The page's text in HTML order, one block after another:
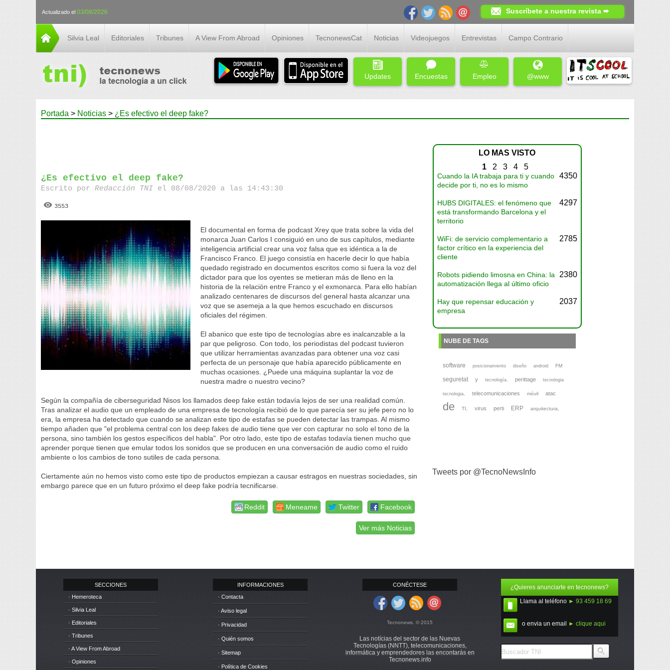
Actualizado el 03/08/2026 Suscríbete a nuestra revista ➨
Silvia Leal Editoriales Tribunes A View From Abroad Opiniones TecnonewsCat Noticias Videojuegos Entrevistas Campo Contrario
Updates Encuestas Empleo @www
Portada > Noticias > ¿Es efectivo el deep fake?
¿Es efectivo el deep fake?
Escrito porRedacción TNI el 08/08/2020 a las 14:43:30
3553
El documental en forma de podcast Xrey que trata sobre la vida del
monarca Juan Carlos I consiguió en uno de sus capítulos, mediante
inteligencia artificial crear una voz falsa que es idéntica a la de
Francisco Franco. El juego consistía en hacerle decir lo que había
quedado registrado en documentos escritos como si fuera la voz del
dictador para que los oyentes se metieran más de lleno en la
historia de la relación entre Franco y el exmonarca. Para ello habían
analizado centenares de discursos del general hasta alcanzar una
voz que se asemeja a la que hemos escuchado en discursos
oficiales del régimen.
El abanico que este tipo de tecnologías abre es inalcanzable a la
par que peligroso. Con todo, los periodistas del podcast tuvieron
que utilizar herramientas avanzadas para obtener una voz casi
perfecta de un personaje que había aparecido públicamente en
muchas ocasiones. ¿Puede una máquina suplantar la voz de
nuestra madre o nuestro vecino?
Según la compañía de ciberseguridad Nisos los llamados deep fake están todavía lejos de ser una realidad común.
Tras analizar el audio que un empleado de una empresa de tecnología recibió de lo que parecía ser su jefe pero no lo
era, la empresa ha detectado que cuando se analizan este tipo de estafas se pueden detectar las trampas. Al mismo
tiempo añaden que "el problema central con los deep fakes de audio tiene que ver con capturar no solo el tono de la
persona, sino también los gestos específicos del habla". Por otro lado, este tipo de estafas todavía tienen mucho que
aprender porque tienen que emular todos los sonidos que se producen en una conversación de audio como el ruido
ambiente o los cambios de tono sutiles de cada persona.
Ciertamente aún no hemos visto como este tipo de productos empiezan a causar estragos en nuestras sociedades, sin
embargo parece que en un futuro próximo el deep fake podría tecnificarse.
Facebook
Twitter
Meneame
Reddit
Ver más Noticias
LO MAS VISTO
1 2 3 4 5
Cuando la IA trabaja para ti y cuando
decide por ti, no es lo mismo
4350
HUBS DIGITALES: el fenómeno que
está transformando Barcelona y el
territorio
4297
WiFi: de servicio complementario a
factor crítico en la experiencia del
cliente
2785
Robots pidiendo limosna en China: la
automatización llega al último oficio
2380
Hay que repensar educación y
empresa
2037
NUBE DE TAGS
software posicionamiento diseño android FM
seguretat y tecnología, perittage tecnologia
tecnologia, telecomunicaciones móvil atac
de TI, virus perti ERP arquitectura,
Tweets por @TecnoNewsInfo
SECCIONES
· Hemeroteca
· Silvia Leal
· Editoriales
· Tribunes
· A View From Abroad
· Opiniones
INFORMACIONES
· Contacta
· Aviso legal
· Privacidad
· Quién somos
· Sitemap
· Política de Cookies
CONÉCTESE
Tecnonews. © 2015
Las notícias del sector de las Nuevas
Tecnologías (NNTT), telecomunicaciones,
informática y emprendedores las encontarás en
Tecnonews.info
¿Quieres anunciarte en tecnonews?
Llama al teléfono ► 93 459 18 69
o envia un email ► clique aqui